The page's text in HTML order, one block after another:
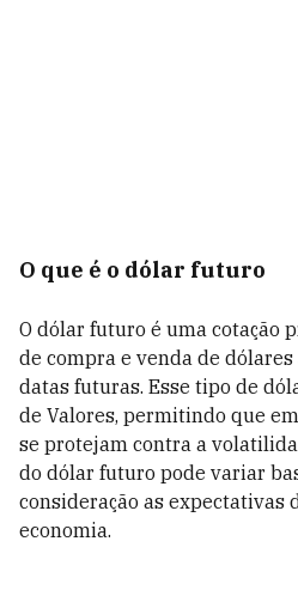
O que é o dólar futuro
O dólar futuro é uma cotação
de compra e venda de
datas futuras. Esse tipo de
de Valores, permitindo que
se protejam contra a
do dólar futuro pode variar
consideração as expectativas
economia.